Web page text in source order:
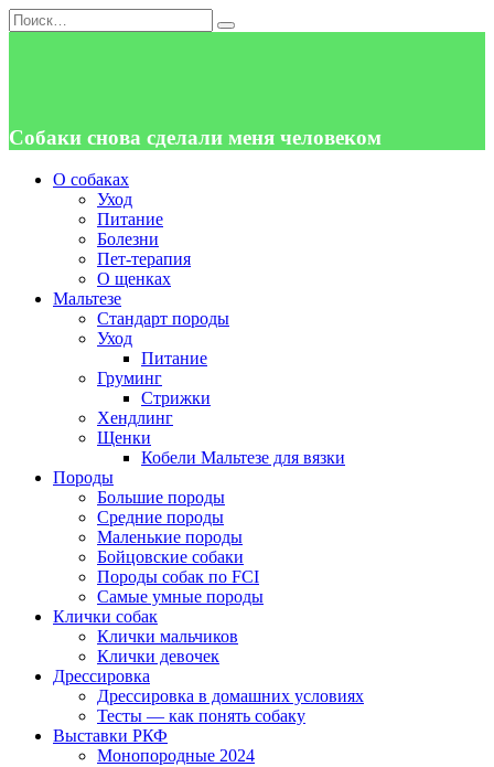
Перейти
к
Search
for:
Собаки снова сделали меня человеком
О собаках
Уход
Питание
Болезни
Пет-терапия
О щенках
Мальтезе
Стандарт породы
Уход
Питание
Груминг
Стрижки
Хендлинг
Щенки
Кобели Мальтезе для вязки
Породы
Большие породы
Средние породы
Маленькие породы
Бойцовские собаки
Породы собак по FCI
Самые умные породы
Клички собак
Клички мальчиков
Клички девочек
Дрессировка
Дрессировка в домашних условиях
Тесты — как понять собаку
Выставки РКФ
Монопородные 2024